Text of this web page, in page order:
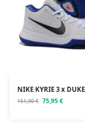
NIKE KYRIE 3 x
151,90€ 75,95€